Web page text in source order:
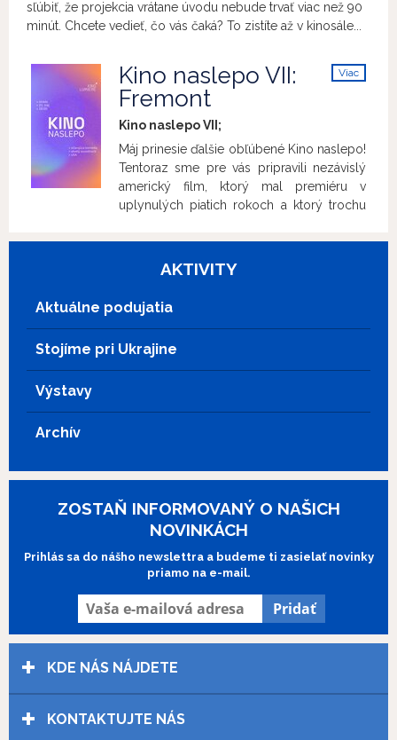
sľúbiť, že projekcia vrátane úvodu nebude trvať viac než 90
minút. Chcete vedieť, čo vás čaká? To zistíte až v kinosále...
Viac
Kino naslepo VII:
Fremont
Kino naslepo VII;
Máj prinesie ďalšie obľúbené Kino naslepo!
Tentoraz sme pre vás pripravili nezávislý
americký film, ktorý mal premiéru v
uplynulých piatich rokoch a ktorý trochu
diváčok. Očarujúca komédia s výborným
soundtrackom rozpráva príbeh o hľadaní
samého seba a šťastia. Čiernobiely film,
ujsť! Koľko má film minút? To vám
projekcia vrátane úvodu nebude trvať viac
než 90 minút. Chcete vedieť, čo vás čaká?
AKTIVITY
Aktuálne podujatia
Stojíme pri Ukrajine
Výstavy
Archív
ZOSTAŇ INFORMOVANÝ O NAŠICH
NOVINKÁCH
Prihlás sa do nášho newslettra a budeme ti zasielať novinky
priamo na e-mail.
KDE NÁS NÁJDETE
KONTAKTUJTE NÁS